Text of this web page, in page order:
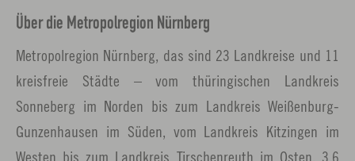
Über die Metropolregion Nürnberg
Metropolregion Nürnberg, das sind 23 Landkreise und 11
kreisfreie Städte – vom thüringischen Landkreis
Sonneberg im Norden bis zum Landkreis Weißenburg-
Gunzenhausen im Süden, vom Landkreis Kitzingen im
Westen bis zum Landkreis Tirschenreuth im Osten. 3,6